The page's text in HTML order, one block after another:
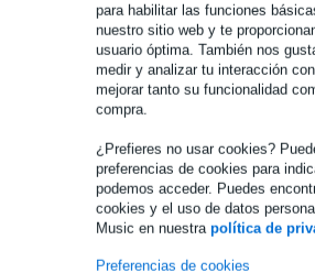
para habilitar las funciones
nuestro sitio web y te
usuario óptima. También nos
medir y analizar tu interacción
mejorar tanto su funcionalidad
compra.
¿Prefieres no usar cookies?
preferencias de cookies para
podemos acceder. Puedes
cookies y el uso de datos
Music en nuestra política de
Preferencias de cookies
marca: Hohner
tipo: Pro Harp MS
Especificaciones completas
Accesorios (13)